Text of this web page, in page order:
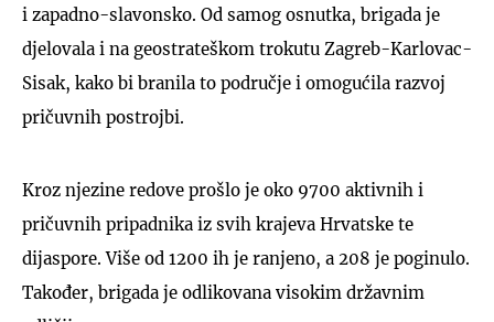
i zapadno-slavonsko. Od samog osnutka, brigada je
djelovala i na geostrateškom trokutu Zagreb-Karlovac-
Sisak, kako bi branila to područje i omogućila razvoj
pričuvnih postrojbi.
Kroz njezine redove prošlo je oko 9700 aktivnih i
pričuvnih pripadnika iz svih krajeva Hrvatske te
dijaspore. Više od 1200 ih je ranjeno, a 208 je poginulo.
Također, brigada je odlikovana visokim državnim